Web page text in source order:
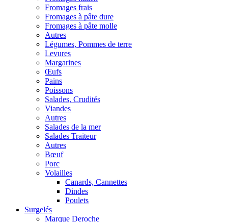
Fromages frais
Fromages à pâte dure
Fromages à pâte molle
Autres
Légumes, Pommes de terre
Levures
Margarines
Œufs
Pains
Poissons
Salades, Crudités
Viandes
Autres
Salades de la mer
Salades Traiteur
Autres
Bœuf
Porc
Volailles
Canards, Cannettes
Dindes
Poulets
Surgelés
Marque Deroche